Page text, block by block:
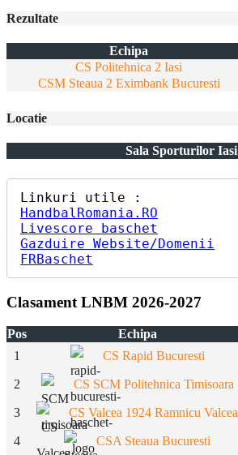
Rezultate
Echipa
CS Politehnica 2 Iasi
CSM Steaua 2 Eximbank Bucuresti
Locatie
Sala Sporturilor Iasi
HandbalRomania.RO
Livescore baschet
Gazduire Website/Domenii
FRBaschet
Clasament LNBM 2026-2027
Pos Echipa
1
CS Rapid Bucuresti
2 CS SCM Politehnica Timisoara
3 CS Valcea 1924 Ramnicu Valcea
4 CSA Steaua Bucuresti